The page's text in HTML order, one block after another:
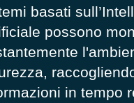
basati
possono
in tempo